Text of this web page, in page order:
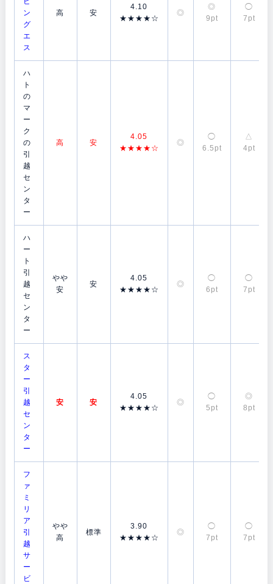
ン
グ
エ
ス
高 安
4.10
★★★★☆
◎
◎
9pt
◯
7pt
ハ
ト
の
マ
ー
ク
の
引
越
セ
ン
タ
ー
高 安
4.05
★★★★☆
◎
◯
6.5pt
△
4pt
ハ
ー
ト
引
越
セ
ン
タ
ー
やや
安
安
4.05
★★★★☆
◎
◯
6pt
◯
7pt
ス
タ
ー
引
越
セ
ン
タ
ー
安 安
4.05
★★★★☆
◎
◯
5pt
◎
8pt
フ
ァ
ミ
リ
ア
引
越
サ
ー
ビ
やや
高
標準
3.90
★★★★☆
◎
◯
7pt
◯
7pt